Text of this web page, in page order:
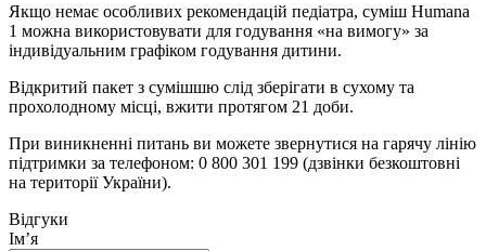
Якщо немає особливих рекомендацій педіатра, суміш Humana
1 можна використовувати для годування «на вимогу» за
індивідуальним графіком годування дитини.
Відкритий пакет з сумішшю слід зберігати в сухому та
прохолодному місці, вжити протягом 21 доби.
При виникненні питань ви можете звернутися на гарячу лінію
підтримки за телефоном: 0 800 301 199 (дзвінки безкоштовні
на території України).
Відгуки
Ім’я